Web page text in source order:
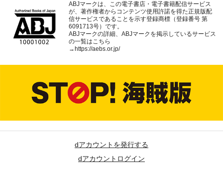
ABJマークは、この電子書店・電子書籍配信サービス
が、著作権者からコンテンツ使用許諾を得た正規版配
信サービスであることを示す登録商標（登録番号 第
6091713号）です。
ABJマークの詳細、ABJマークを掲示しているサービス
の一覧はこちら
→ https://aebs.or.jp/
dアカウントを発行する
dアカウントログイン